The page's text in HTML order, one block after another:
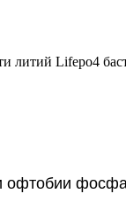
литий Lifepo4